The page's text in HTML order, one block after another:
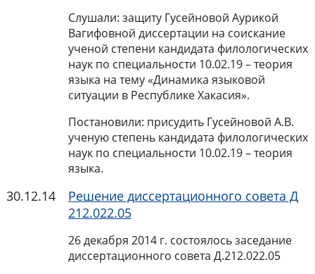
Слушали: защиту Гусейновой Аурикой
Вагифовной диссертации на соискание
ученой степени кандидата филологических
наук по специальности 10.02.19 – теория
языка на тему «Динамика языковой
ситуации в Республике Хакасия».
Постановили: присудить Гусейновой А.В.
ученую степень кандидата филологических
наук по специальности 10.02.19 – теория
языка.
30.12.14
Решение диссертационного совета Д
212.022.05
26 декабря 2014 г. состоялось заседание
диссертационного совета Д.212.022.05